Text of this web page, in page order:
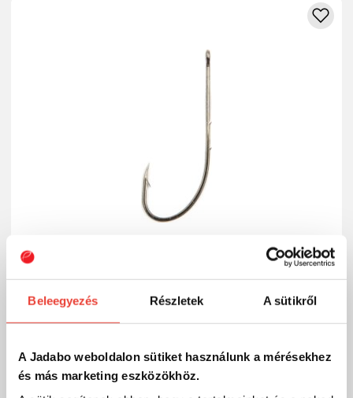
Beleegyezés Részletek A sütikről
A Jadabo weboldalon sütiket használunk a mérésekhez
és más marketing eszközökhöz.
Nevis Süllőző horog 6db/cs. 1-es
SZÁKOLOM